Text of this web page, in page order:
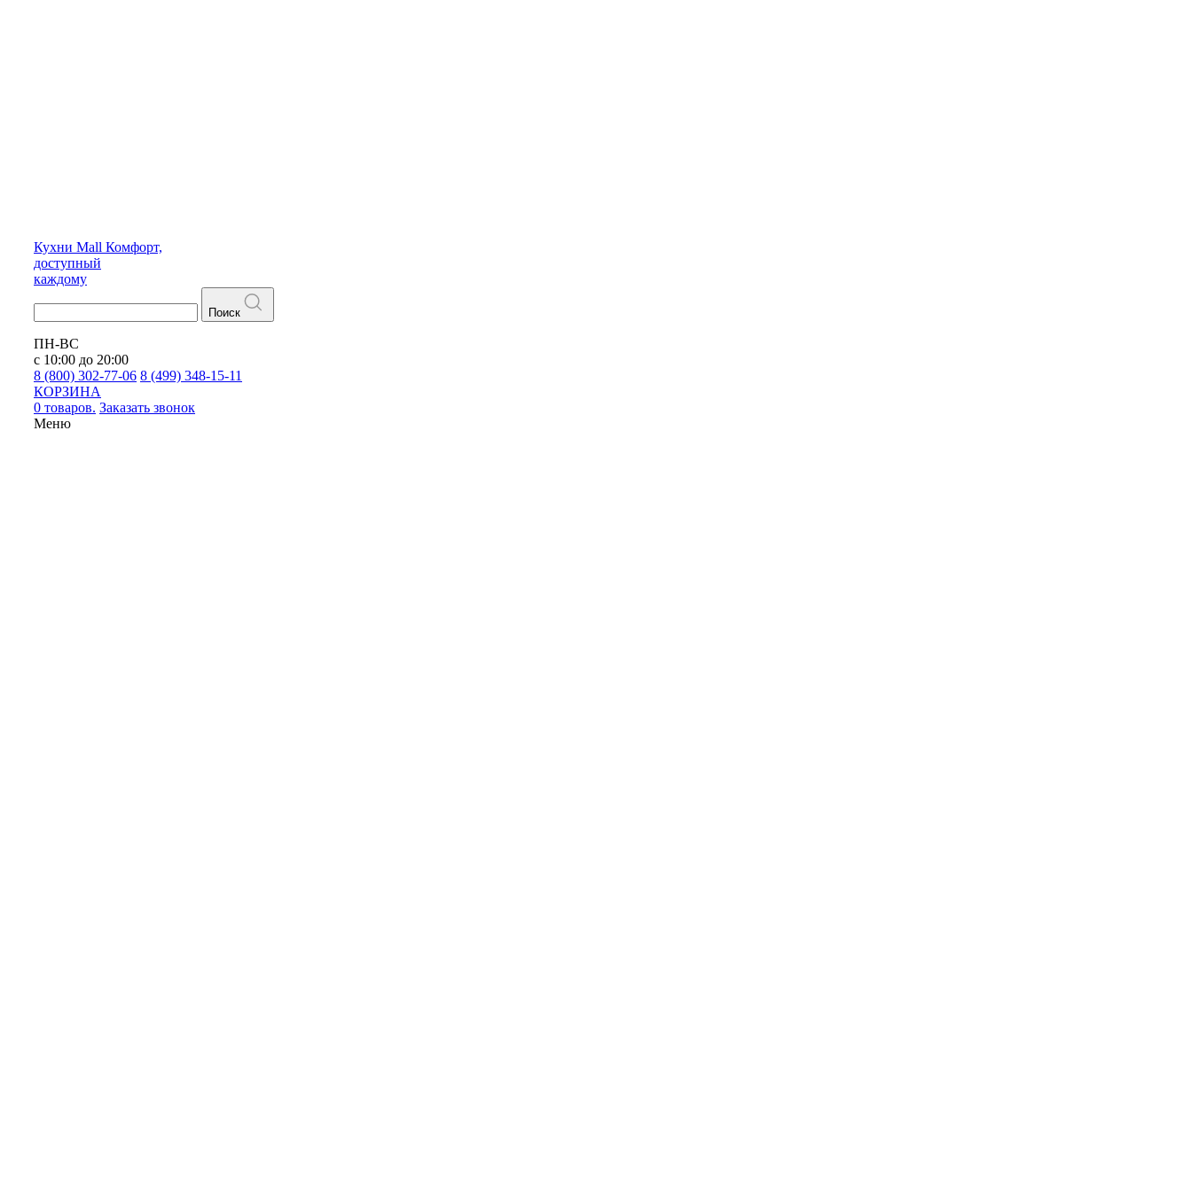
Кухни Mall Комфорт,
доступный
каждому
Поиск
ПН-ВС
с 10:00 до 20:00
8 (800) 302-77-06 8 (499) 348-15-11
КОРЗИНА
0 товаров. Заказать звонок
Меню